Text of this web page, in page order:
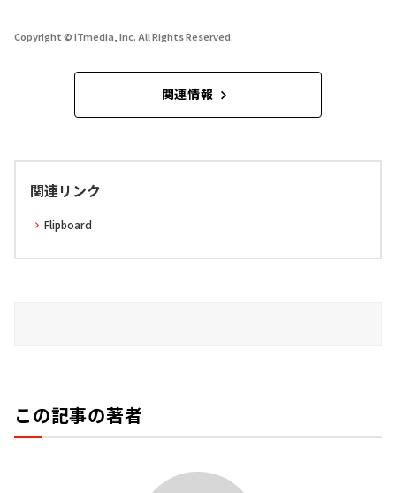
Copyright © ITmedia, Inc. All Rights Reserved.
関連情報
関連リンク
Flipboard
この記事の著者